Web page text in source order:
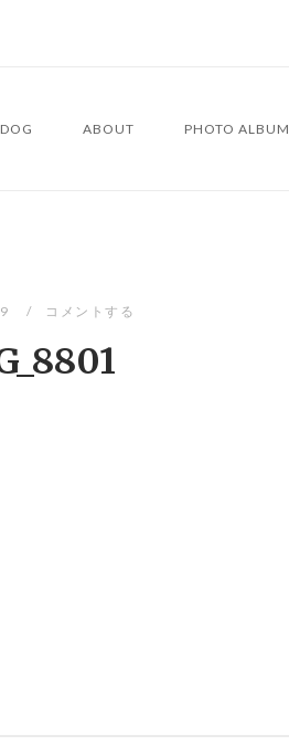
ABOUT PHOTO ALBUM
コメントする